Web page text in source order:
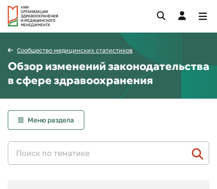
Сообщество медицинских статистиков
Обзор изменений законодательства
в сфере здравоохранения
Меню раздела